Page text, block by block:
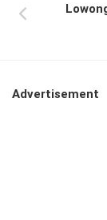
Advertisement